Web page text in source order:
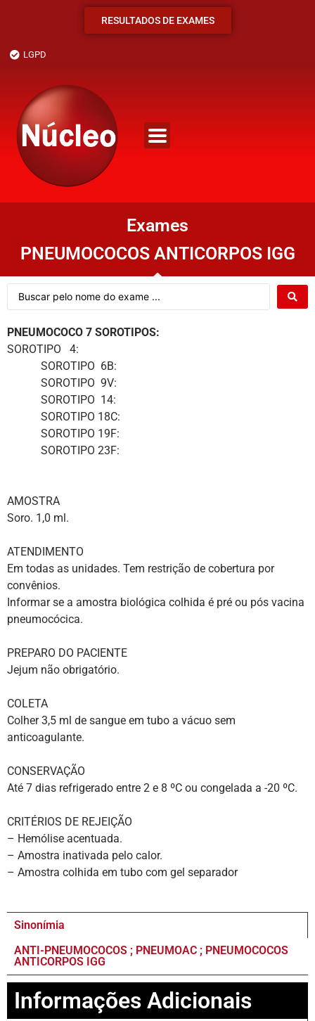
RESULTADOS DE EXAMES
LGPD
Exames
PNEUMOCOCOS ANTICORPOS IGG
PNEUMOCOCO 7 SOROTIPOS:
SOROTIPO 4:
SOROTIPO 6B:
SOROTIPO 9V:
SOROTIPO 14:
SOROTIPO 18C:
SOROTIPO 19F:
SOROTIPO 23F:
AMOSTRA
Soro. 1,0 ml.
ATENDIMENTO
Em todas as unidades. Tem restrição de cobertura por
convênios.
Informar se a amostra biológica colhida é pré ou pós vacina
pneumocócica.
PREPARO DO PACIENTE
Jejum não obrigatório.
COLETA
Colher 3,5 ml de sangue em tubo a vácuo sem
anticoagulante.
CONSERVAÇÃO
Até 7 dias refrigerado entre 2 e 8 ºC ou congelada a -20 ºC.
CRITÉRIOS DE REJEIÇÃO
– Hemólise acentuada.
– Amostra inativada pelo calor.
– Amostra colhida em tubo com gel separador
Sinonímia
ANTI-PNEUMOCOCOS ; PNEUMOAC ; PNEUMOCOCOS
ANTICORPOS IGG
Informações Adicionais